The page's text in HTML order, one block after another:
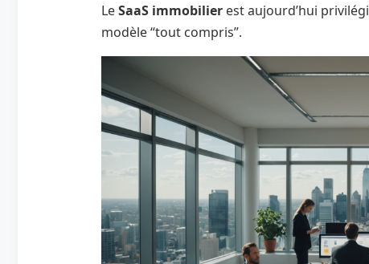
LeSaaS immobilier est aujourd’hui
modèle “tout compris”.